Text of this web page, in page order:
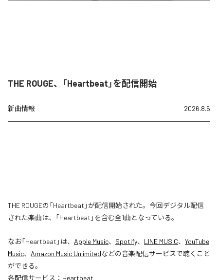
THE ROUGE、「Heartbeat」を配信開始
新曲情報 2026.8.5
THE ROUGEの「Heartbeat」が配信開始された。今回デジタル配信
された楽曲は、「Heartbeat」を含む全1曲となっている。
なお「Heartbeat 」は、 Apple Music、 Spotify、 LINE MUSIC、 YouTube
Music、 Amazon Music Unlimitedなどの音楽配信サービスで聴くこと
ができる。
各配信サービス： Heartbeat